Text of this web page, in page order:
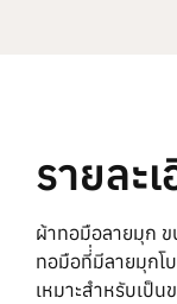
รายละ
ผ้าทอมือลายมุก ข
ทอมือที่่มีลายมุกโ
เหมาะสำหรับเป็